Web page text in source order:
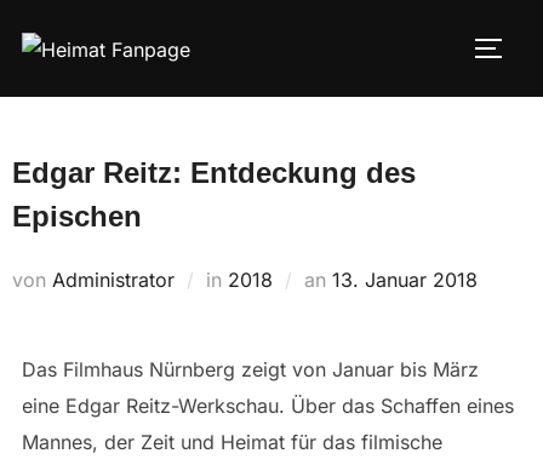
Inhalt
Edgar Reitz: Entdeckung des
Epischen
von Administrator in 2018 an Veröffentlicht
13. Januar 2018
Das Filmhaus Nürnberg zeigt von Januar bis März
eine Edgar Reitz-Werkschau. Über das Schaffen eines
Mannes, der Zeit und Heimat für das filmische